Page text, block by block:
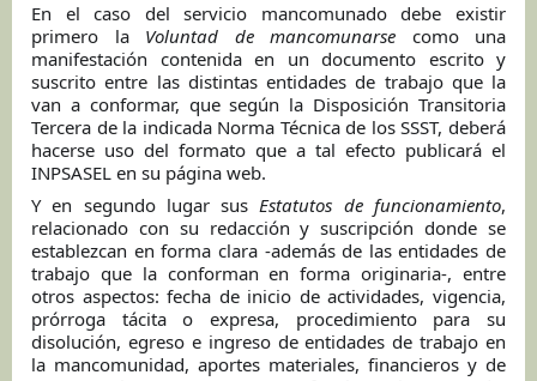
En el caso del servicio mancomunado debe existir
primero la Voluntad de mancomunarse como una
manifestación contenida en un documento escrito y
suscrito entre las distintas entidades de trabajo que la
van a conformar, que según la Disposición Transitoria
Tercera de la indicada Norma Técnica de los SSST, deberá
hacerse uso del formato que a tal efecto publicará el
INPSASEL en su página web.
Y en segundo lugar susEstatutos de funcionamiento,
relacionado con su redacción y suscripción donde se
establezcan en forma clara -además de las entidades de
trabajo que la conforman en forma originaria-, entre
otros aspectos: fecha de inicio de actividades, vigencia,
prórroga tácita o expresa, procedimiento para su
disolución, egreso e ingreso de entidades de trabajo en
la mancomunidad, aportes materiales, financieros y de